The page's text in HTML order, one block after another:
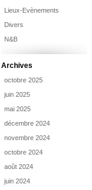
Lieux-Evènements
Divers
N&B
Archives
octobre 2025
juin 2025
mai 2025
décembre 2024
novembre 2024
octobre 2024
août 2024
juin 2024